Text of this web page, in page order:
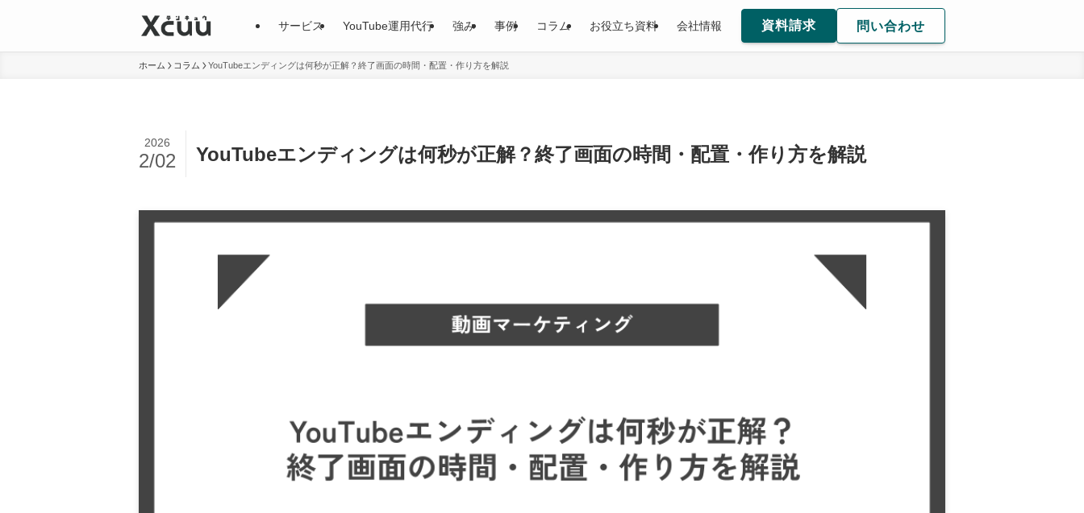
サービス YouTube運用代行 強み 事例 コラム お役立ち資料 会社情報 資料請求 問い合わせ
ホーム コラム YouTubeエンディングは何秒が正解？終了画面の時間・配置・作り方を解説
YouTubeエンディングは何秒が正解？終了画面の時間・配置・作り方を解説
2026
2/02